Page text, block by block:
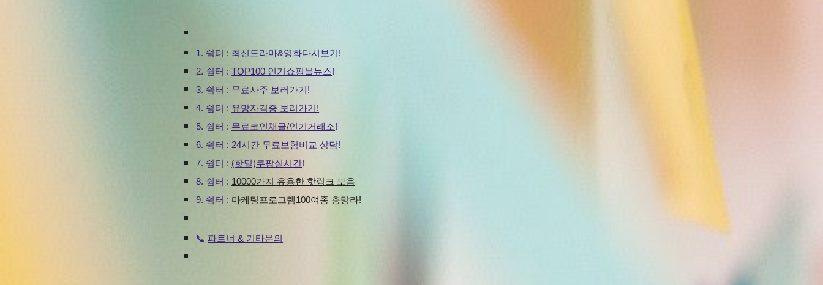
1. 쉼터 : 최신드라마&영화다시보기!
2. 쉼터 :TOP100 인기쇼핑몰뉴스!
3. 쉼터 : 무료사주 보러가기!
4. 쉼터 : 유망자격증 보러가기!
5. 쉼터 : 무료코인채굴/인기거래소!
6. 쉼터 : 24시간 무료보험비교 상담!
7. 쉼터 : (핫딜)쿠팡실시간!
8. 쉼터 : 10000가지 유용한 핫링크 모음
9. 쉼터 : 마케팅프로그램100여종 총망라!
📞 파트너 & 기타문의